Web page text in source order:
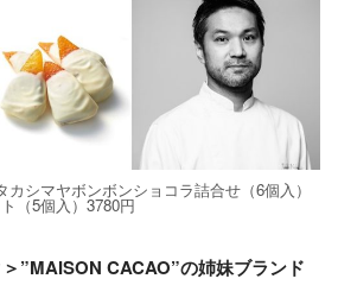
シマヤボンボンショコラ詰合せ（6個入）
（5個入）3780円
”MAISON CACAO”の姉妹ブランド